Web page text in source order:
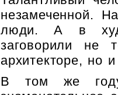
незамеченной.
люди. А в
заговорили не
архитекторе, но
В том же